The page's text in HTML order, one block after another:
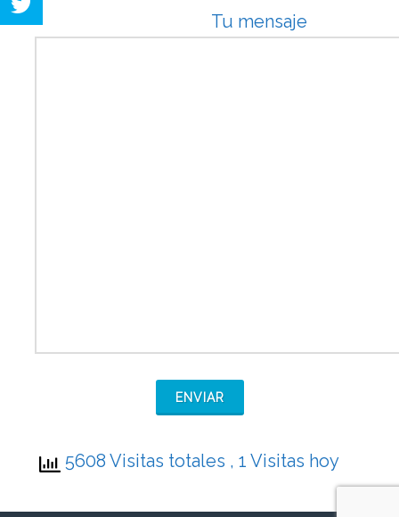
Tu mensaje
5608 Visitas totales , 1 Visitas hoy